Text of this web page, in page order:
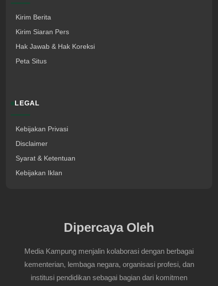
Kirim Berita
Kirim Siaran Pers
Hak Jawab & Hak Koreksi
Peta Situs
LEGAL
Kebijakan Privasi
Disclaimer
Syarat & Ketentuan
Kebijakan Iklan
Dipercaya Oleh
Media Kampung menjalin kolaborasi dengan berbagai
kementerian, lembaga negara, organisasi profesi, dan
institusi pendidikan sebagai bagian dari komitmen